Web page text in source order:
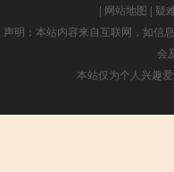
| 网站地图 | 疑
声明：本站内容来自互联网，如信
会
本站仅为个人兴趣